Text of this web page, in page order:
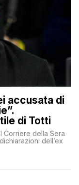
accusata di
di Totti
Corriere della Sera
dell’ex